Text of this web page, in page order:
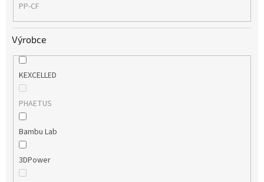
PP-CF
Výrobce
KEXCELLED
PHAETUS
Bambu Lab
3DPower